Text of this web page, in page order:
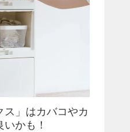
ス」はカバコやカ
かも！